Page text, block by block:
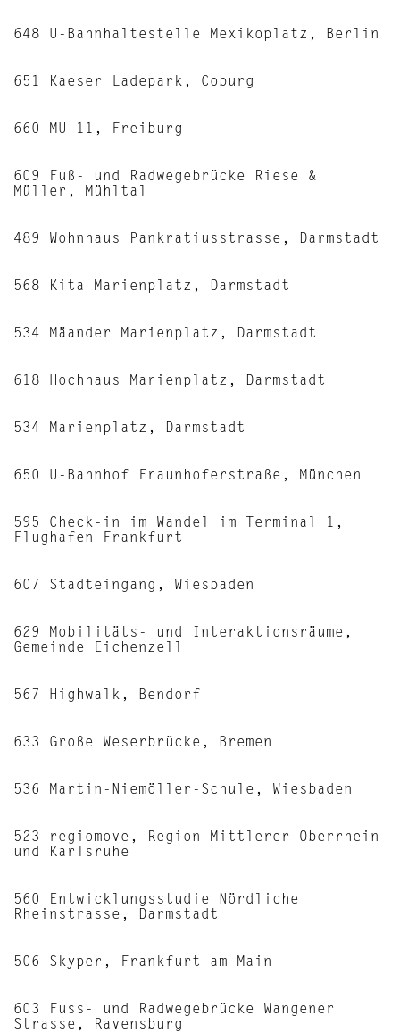
648 U-Bahnhaltestelle Mexikoplatz, Berlin
651 Kaeser Ladepark, Coburg
660 MU 11, Freiburg
609 Fuß- und Radwegebrücke Riese &
Müller, Mühltal
489 Wohnhaus Pankratiusstrasse, Darmstadt
568 Kita Marienplatz, Darmstadt
534 Mäander Marienplatz, Darmstadt
618 Hochhaus Marienplatz, Darmstadt
534 Marienplatz, Darmstadt
650 U-Bahnhof Fraunhoferstraße, München
595 Check-in im Wandel im Terminal 1,
Flughafen Frankfurt
607 Stadteingang, Wiesbaden
629 Mobilitäts- und Interaktionsräume,
Gemeinde Eichenzell
567 Highwalk, Bendorf
633 Große Weserbrücke, Bremen
536 Martin-Niemöller-Schule, Wiesbaden
523 regiomove, Region Mittlerer Oberrhein
und Karlsruhe
560 Entwicklungsstudie Nördliche
Rheinstrasse, Darmstadt
506 Skyper, Frankfurt am Main
603 Fuss- und Radwegebrücke Wangener
Strasse, Ravensburg